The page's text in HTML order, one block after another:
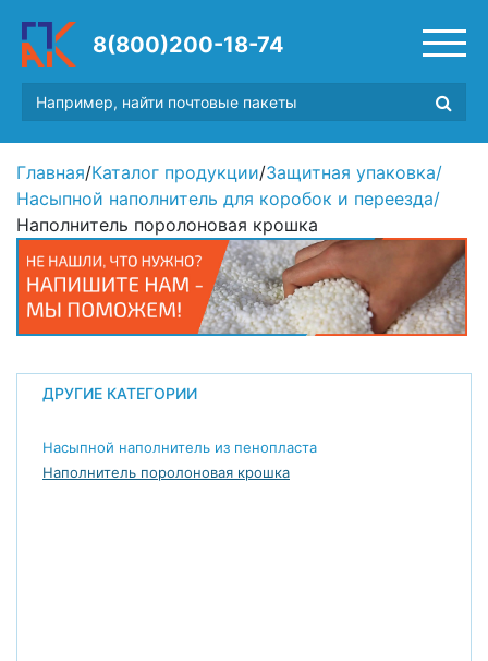
8(800)200-18-74
Главная/Каталог продукции/Защитная упаковка/
Насыпной наполнитель для коробок и переезда/
Наполнитель поролоновая крошка
ДРУГИЕ КАТЕГОРИИ
Насыпной наполнитель из пенопласта
Наполнитель поролоновая крошка